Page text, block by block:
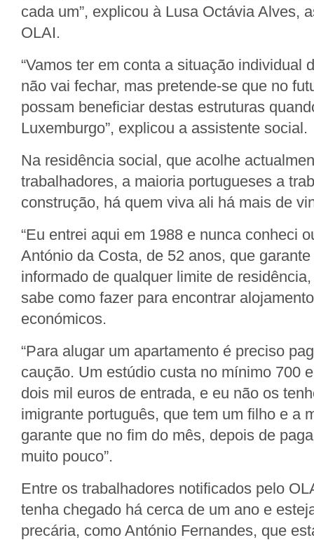
cada um”, explicou à Lusa Octávia Alves,
OLAI.
“Vamos ter em conta a situação individual
não vai fechar, mas pretende-se que no
possam beneficiar destas estruturas
Luxemburgo”, explicou a assistente social.
Na residência social, que acolhe
trabalhadores, a maioria portugueses a
construção, há quem viva ali há mais de
“Eu entrei aqui em 1988 e nunca conheci
António da Costa, de 52 anos, que
informado de qualquer limite de
sabe como fazer para encontrar
económicos.
“Para alugar um apartamento é preciso
caução. Um estúdio custa no mínimo 700
dois mil euros de entrada, e eu não os
imigrante português, que tem um filho e a
garante que no fim do mês, depois de
muito pouco”.
Entre os trabalhadores notificados pelo
tenha chegado há cerca de um ano e
precária, como António Fernandes, que